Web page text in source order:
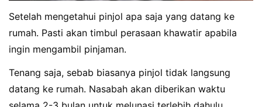
Setelah mengetahui pinjol apa saja yang datang ke
rumah. Pasti akan timbul perasaan khawatir apabila
ingin mengambil pinjaman.
Tenang saja, sebab biasanya pinjol tidak langsung
datang ke rumah. Nasabah akan diberikan waktu